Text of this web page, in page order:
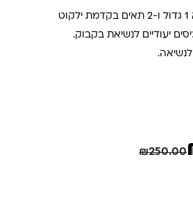
יעודיים לנשיאת בקבוק.
לנשיאה.
₪250.00